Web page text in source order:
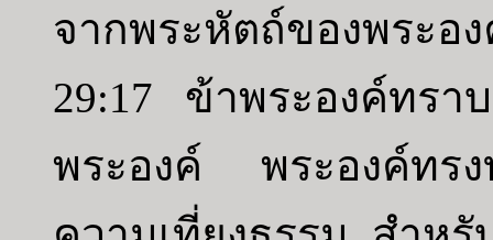
จากพระหัตถ์ของพระอ
29:17 ข้าพระองค์ทรา
พระองค์ พระองค์ทร